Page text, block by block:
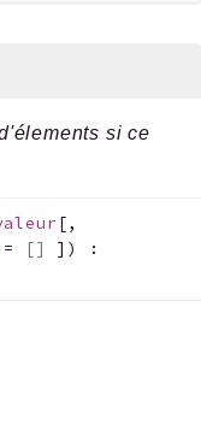
si ce
[,
= [] ] )
: